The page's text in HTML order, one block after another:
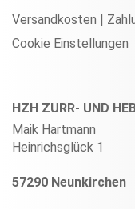
Versandkosten |
Cookie Einstellungen
HZH ZURR- UND
Maik Hartmann
Heinrichsglück 1
57290 Neunkirchen